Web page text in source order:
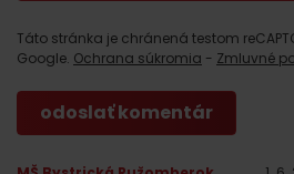
Táto stránka je chránená testom
Google. Ochrana súkromia - Zmluvné